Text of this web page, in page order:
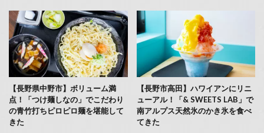
【長野県中野市】ボリューム満
点！「つけ麺しなの」でこだわり
の青竹打ちピロピロ麺を堪能して
きた
【長野市高田】ハワイアンにリニ
ューアル！「& SWEETS LAB」で
南アルプス天然氷のかき氷を食べ
てきた